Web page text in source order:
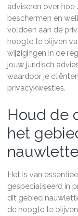
adviseren over hoe
beschermen en
voldoen aan de
hoogte te blijven
wijzigingen in de
jouw juridisch
waardoor je
privacykwesties.
Houd de
het
Het is van
gespecialiseerd in
dit gebied
de hoogte te